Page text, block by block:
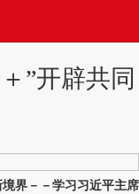
”开辟共同
界－－学习习近平主席